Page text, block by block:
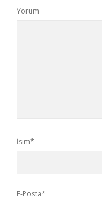
Yorum
İsim*
E-Posta*